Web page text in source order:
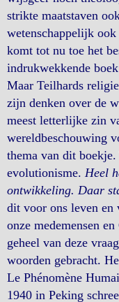
strikte maatstaven
wetenschappelijk
komt tot nu toe het
indrukwekkende
Maar Teilhards
zijn denken over de
meest letterlijke zin
wereldbeschouwing
thema van dit
evolutionisme. Heel
ontwikkeling. Daar
dit voor ons leven en
onze medemensen
geheel van deze
woorden gebracht.
Le Phénomène
1940 in Peking